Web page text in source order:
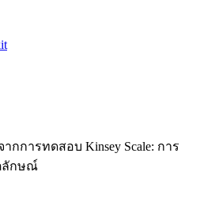
กการทดสอบ Kinsey Scale: การ
ลักษณ์